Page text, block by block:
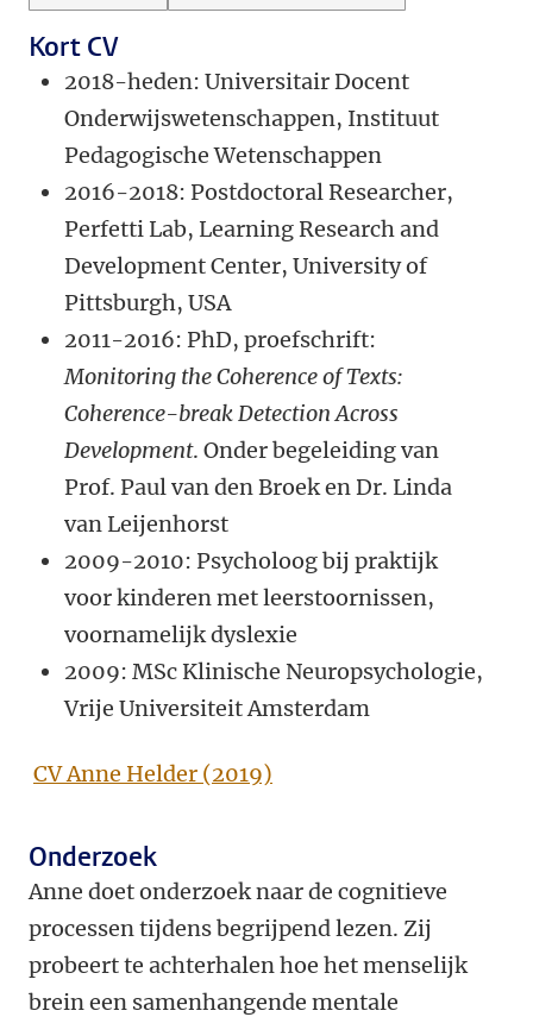
Kort CV
2018-heden: Universitair Docent
Onderwijswetenschappen, Instituut
Pedagogische Wetenschappen
2016-2018: Postdoctoral Researcher,
Perfetti Lab, Learning Research and
Development Center, University of
Pittsburgh, USA
2011-2016: PhD, proefschrift:
Monitoring the Coherence of Texts:
Coherence-break Detection Across
Development. Onder begeleiding van
Prof. Paul van den Broek en Dr. Linda
van Leijenhorst
2009-2010: Psycholoog bij praktijk
voor kinderen met leerstoornissen,
voornamelijk dyslexie
2009: MSc Klinische Neuropsychologie,
Vrije Universiteit Amsterdam
CV Anne Helder (2019)
Onderzoek
Anne doet onderzoek naar de cognitieve
processen tijdens begrijpend lezen. Zij
probeert te achterhalen hoe het menselijk
brein een samenhangende mentale